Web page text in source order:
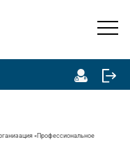
«Профессиональное